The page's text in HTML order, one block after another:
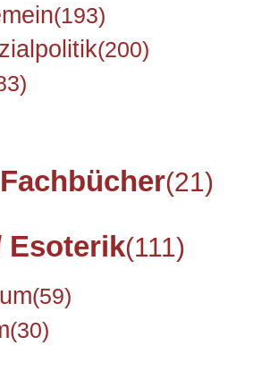
(193)
(200)
(21)
Esoterik(111)
(59)
(30)